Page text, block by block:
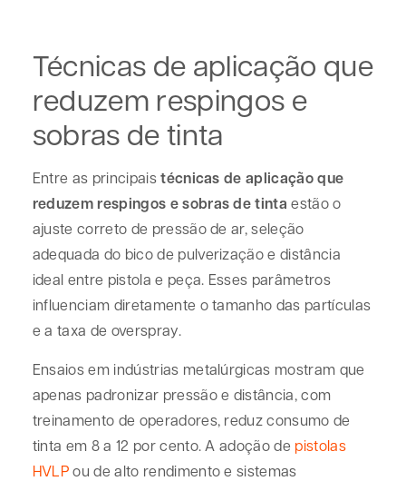
Técnicas de aplicação que
reduzem respingos e
sobras de tinta
Entre as principaistécnicas de aplicação que
reduzem respingos e sobras de tinta estão o
ajuste correto de pressão de ar, seleção
adequada do bico de pulverização e distância
ideal entre pistola e peça. Esses parâmetros
influenciam diretamente o tamanho das partículas
e a taxa de overspray.
Ensaios em indústrias metalúrgicas mostram que
apenas padronizar pressão e distância, com
treinamento de operadores, reduz consumo de
tinta em 8 a 12 por cento. A adoção de pistolas
HVLPou de alto rendimento e sistemas